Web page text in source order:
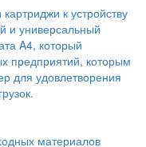
к устройству
и универсальный
A4, который
предприятий, которым
для удовлетворения
материалов